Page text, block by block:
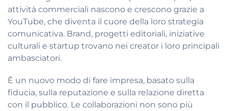
attività commerciali nascono e crescono grazie a
YouTube, che diventa il cuore della loro strategia
comunicativa. Brand, progetti editoriali, iniziative
culturali e startup trovano nei creator i loro principali
ambasciatori.
È un nuovo modo di fare impresa, basato sulla
fiducia, sulla reputazione e sulla relazione diretta
con il pubblico. Le collaborazioni non sono più